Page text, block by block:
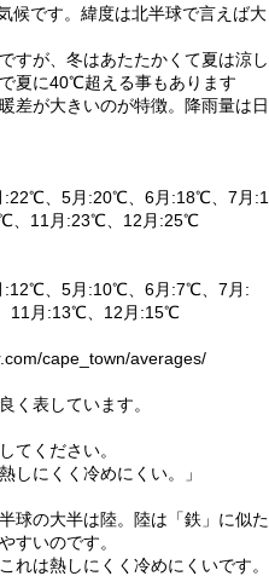
候です。緯度は北半球で言えば大
すが、冬はあたたかくて夏は涼し
夏に40℃超える事もあります
差が大きいのが特徴。降雨量は日
、5月:20℃、6月:18℃、7月:1
、11月:23℃、12月:25℃
、5月:10℃、6月:7℃、7月:
11月:13℃、12月:15℃
cape_town/averages/
く表しています。
てください。
しにくく冷めにくい。」
球の大半は陸。陸は「鉄」に似た
すいのです。
れは熱しにくく冷めにくいです。